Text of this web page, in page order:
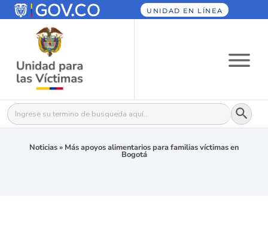
UNIDAD EN LÍNEA
Buscar: Botón
Noticias» Más apoyos alimentarios para familias víctimas en
Bogotá